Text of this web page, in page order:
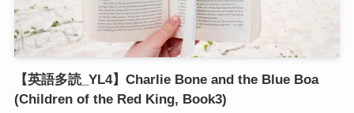
【英語多読_YL4】Charlie Bone and the Blue Boa
(Children of the Red King, Book3)